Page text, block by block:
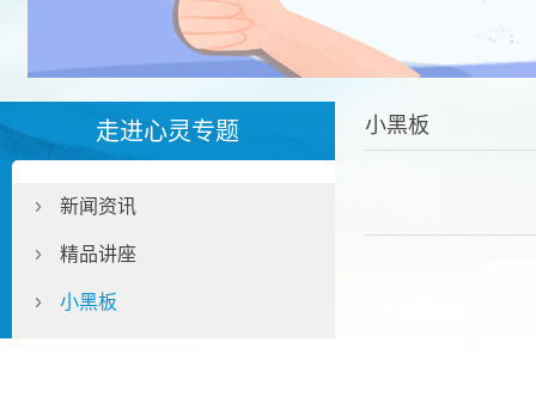
走进心灵专题
新闻资讯
精品讲座
小黑板
小黑板